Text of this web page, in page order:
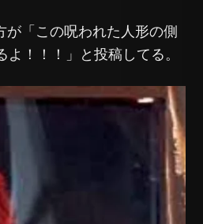
が「この呪われた人形の側
！！！」と投稿してる。